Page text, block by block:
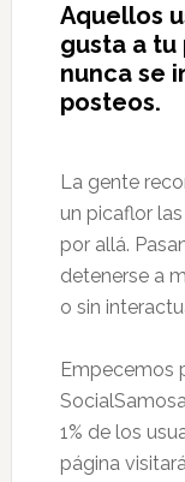
Aquellos
gusta a tu
nunca se
posteos.
La gente
un picaflor
por allá.
detenerse a
o sin
Empecemos
1% de los
página